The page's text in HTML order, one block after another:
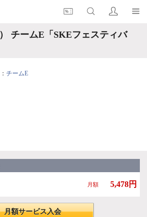
チームE「SKEフェスティバ
チームE
月額 5,478円
月額サービス入会